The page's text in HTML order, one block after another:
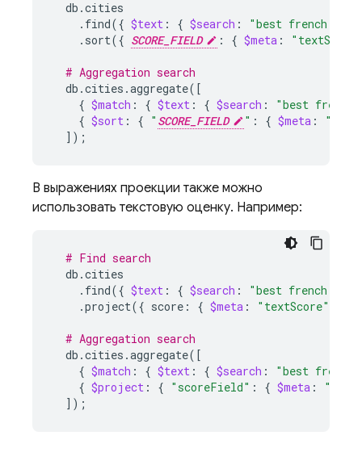
.find({ $text : { $search :
"best french
.sort({ SCORE_FIELD : { $meta :
# Aggregation search
db.cities.aggregate([
{ $match : { $text : { $search :
"best french
{ $sort : { " SCORE_FIELD " : { $meta :
]) ;
В выражениях проекции также можно
использовать текстовую оценку. Например:
# Find search
.find({ $text : { $search :
"best french
.project({ score: { $meta : "textScore"
# Aggregation search
db.cities.aggregate([
{ $match : { $text : { $search :
"best french
{ $project : { "scoreField" : { $meta :
]) ;